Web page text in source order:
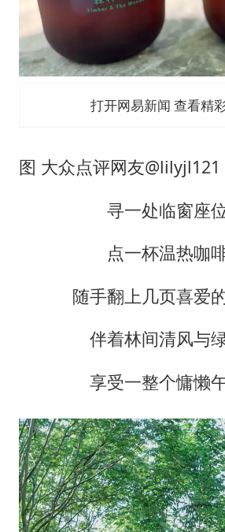
打开网易新闻 查看精
图 大众点评网友@lilyjl121
寻一处临窗座
点一杯温热咖
随手翻上几页喜爱
伴着林间清风与
享受一整个慵懒午